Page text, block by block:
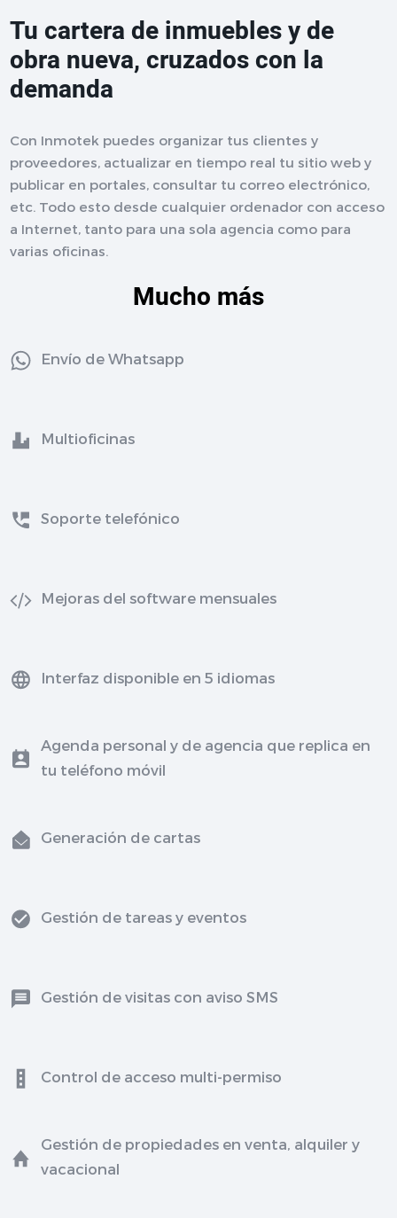
Tu cartera de inmuebles y de
obra nueva, cruzados con la
demanda
Con Inmotek puedes organizar tus clientes y
proveedores, actualizar en tiempo real tu sitio web y
publicar en portales, consultar tu correo electrónico,
etc. Todo esto desde cualquier ordenador con acceso
a Internet, tanto para una sola agencia como para
varias oficinas.
Mucho más
Envío de Whatsapp
Multioficinas
Soporte telefónico
Mejoras del software mensuales
Interfaz disponible en 5 idiomas
Agenda personal y de agencia que replica en
tu teléfono móvil
Generación de cartas
Gestión de tareas y eventos
Gestión de visitas con aviso SMS
Control de acceso multi-permiso
Gestión de propiedades en venta, alquiler y
vacacional